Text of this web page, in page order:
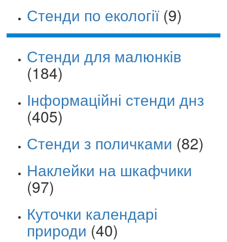
Стенди по екології (9)
Стенди для малюнків
(184)
Інформаційні стенди днз
(405)
Стенди з поличками (82)
Наклейки на шкафчики
(97)
Куточки календарі
природи (40)